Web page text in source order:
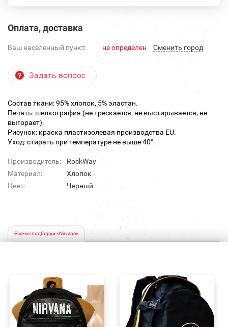
Оплата, доставка
Ваш населенный пункт: не определен Cменить город
Задать вопрос
Состав ткани: 95% хлопок, 5% эластан.
Печать: шелкография (не трескается, не выстирывается, не
выгорает).
Рисунок: краска пластизолевая производства EU.
Уход: стирать при температуре не выше 40°.
Производитель:
RockWay
Материал:
Хлопок
Цвет:
Черный
Еще из подборки «Nirvana»